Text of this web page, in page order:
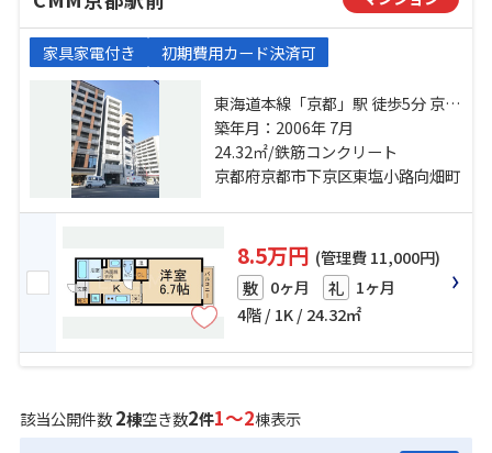
家具家電付き 初期費用カード決済可
東海道本線「京都」駅 徒歩5分 京阪
本線「七条」駅 徒歩10分 京都市営
烏丸線「五条」駅 徒歩15分
築年月：2006年 7月
24.32㎡/鉄筋コンクリート
京都府京都市下京区東塩小路向畑町
8.5万円 (管理費 11,000円)
敷 0ヶ月 礼 1ヶ月
4階 / 1K / 24.32㎡
該当公開件数2棟空き数2件1～2棟表示